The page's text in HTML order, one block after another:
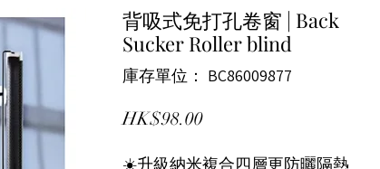
背吸式免打孔卷窗 | Back
Sucker Roller blind
庫存單位： BC86009877
HK$98.00價格
☀️升級納米複合四層更防曬隔熱